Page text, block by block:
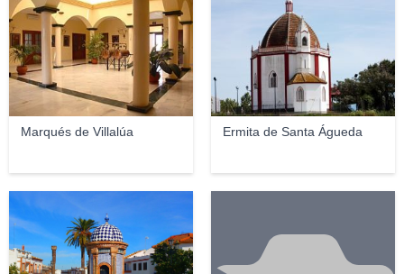
Marqués de Villalúa Ermita de Santa Águeda